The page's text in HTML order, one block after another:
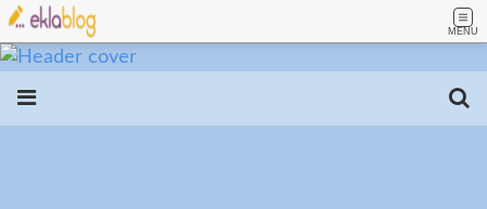
MENU